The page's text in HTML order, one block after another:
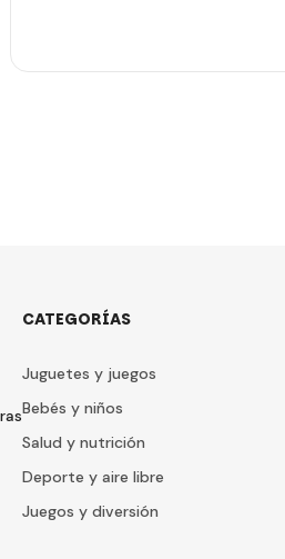
CATEGORÍAS
Juguetes y juegos
Bebés y niños
Salud y nutrición
Deporte y aire libre
Juegos y diversión